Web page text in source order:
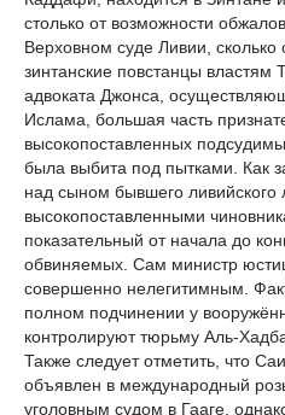
столько от возможности
Верховном суде Ливии, сколько
зинтанские повстанцы властям
адвоката Джонса,
Ислама, большая часть
высокопоставленных
была выбита под пытками. Как
над сыном бывшего
высокопоставленными
показательный от начала до
обвиняемых. Сам министр
совершенно нелегитимным.
полном подчинении у
контролируют тюрьму Аль-
Также следует отметить, что
объявлен в международный
уголовным судом в Гааге,